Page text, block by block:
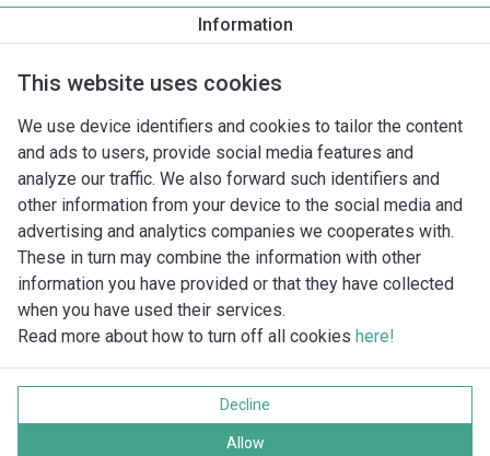
Information
This website uses cookies
We use device identifiers and cookies to tailor the content
and ads to users, provide social media features and
analyze our traffic. We also forward such identifiers and
other information from your device to the social media and
advertising and analytics companies we cooperates with.
These in turn may combine the information with other
information you have provided or that they have collected
when you have used their services.
Read more about how to turn off all cookies here!
Decline
Allow
Imprint
Tietosuoja
Kaikki oikeudet pidätetään